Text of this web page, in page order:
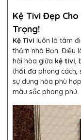
Kệ Tivi Đẹp
Trọng!
Kệ Tivi luôn là tâm
thăm nhà Bạn. Điều
hài hòa giữa kệ tivi,
thất đa phong cách,
sự dung hòa phù
màu sắc phong phú.